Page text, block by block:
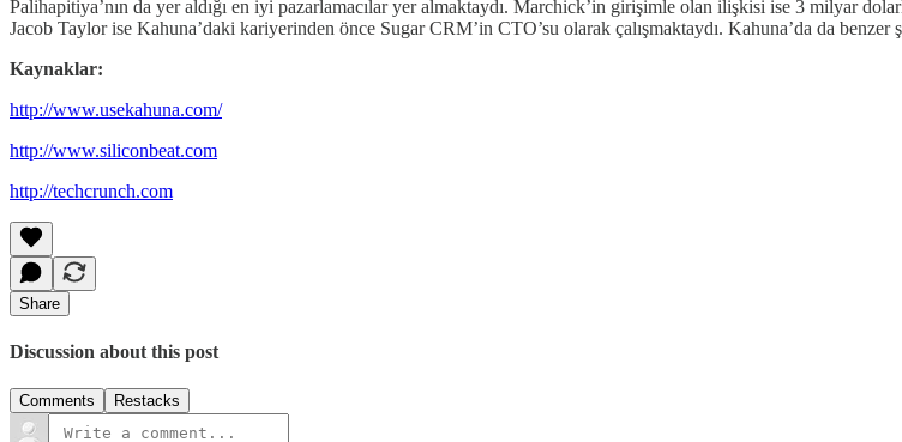
Palihapitiya’nın da yer aldığı en iyi pazarlamacılar yer almaktaydı. Marchick’in girişimle olan ilişkisi ise 3 milyar
Jacob Taylor ise Kahuna’daki kariyerinden önce Sugar CRM’in CTO’su olarak çalışmaktaydı. Kahuna’da da
Kaynaklar:
http://www.usekahuna.com/
http://www.siliconbeat.com
http://techcrunch.com
Share
Discussion about this post
Comments Restacks